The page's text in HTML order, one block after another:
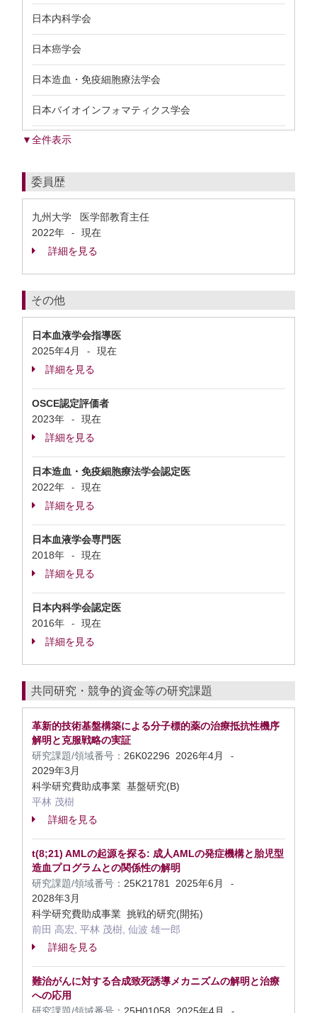
日本内科学会
日本癌学会
日本造血・免疫細胞療法学会
日本バイオインフォマティクス学会
▼全件表示
委員歴
九州大学 医学部教育主任
2022年
-
現在
詳細を見る
その他
日本血液学会指導医
2025年4月
-
現在
詳細を見る
OSCE認定評価者
2023年
-
現在
詳細を見る
日本造血・免疫細胞療法学会認定医
2022年
-
現在
詳細を見る
日本血液学会専門医
2018年
-
現在
詳細を見る
日本内科学会認定医
2016年
-
現在
詳細を見る
共同研究・競争的資金等の研究課題
革新的技術基盤構築による分子標的薬の治療抵抗性機序
解明と克服戦略の実証
研究課題/領域番号： 26K02296 2026年4月 -
2029年3月
科学研究費助成事業 基盤研究(B)
平林 茂樹
詳細を見る
t(8;21) AMLの起源を探る: 成人AMLの発症機構と胎児型
造血プログラムとの関係性の解明
研究課題/領域番号： 25K21781 2025年6月 -
2028年3月
科学研究費助成事業 挑戦的研究(開拓)
前田 高宏, 平林 茂樹, 仙波 雄一郎
詳細を見る
難治がんに対する合成致死誘導メカニズムの解明と治療
への応用